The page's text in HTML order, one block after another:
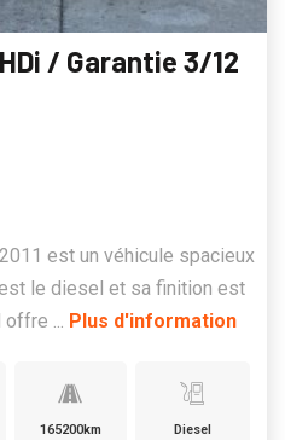
/ Garantie 3/12
est un véhicule spacieux
le diesel et sa finition est
offre ... Plus d'information
165200km Diesel